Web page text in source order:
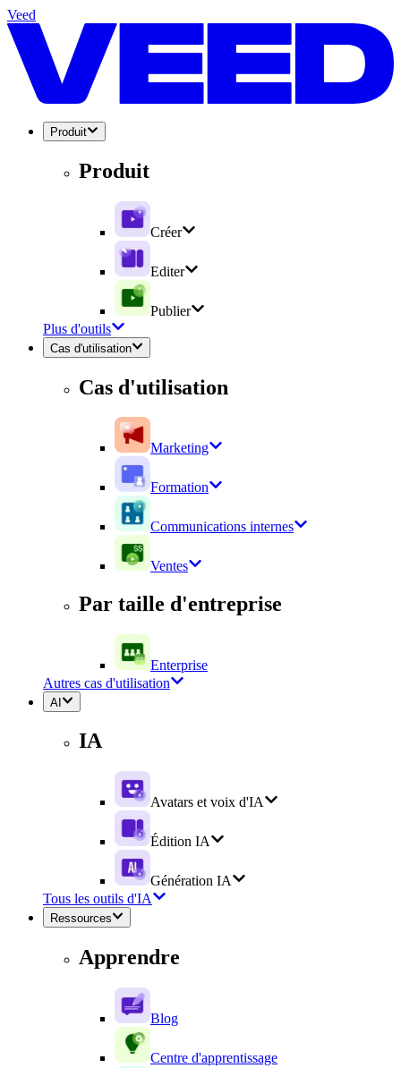
Veed
Produit
Produit
Créer
Editer
Publier
Plus d'outils
Cas d'utilisation
Cas d'utilisation
Marketing
Formation
Communications internes
Ventes
Par taille d'entreprise
Enterprise
Autres cas d'utilisation
AI
IA
Avatars et voix d'IA
Édition IA
Génération IA
Tous les outils d'IA
Ressources
Apprendre
Blog
Centre d'apprentissage